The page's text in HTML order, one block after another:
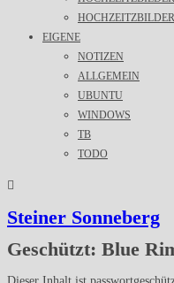
EIGENE
NOTIZEN
ALLGEMEIN
UBUNTU
WINDOWS
TB
TODO
Steiner Sonneberg
Geschützt: Blue